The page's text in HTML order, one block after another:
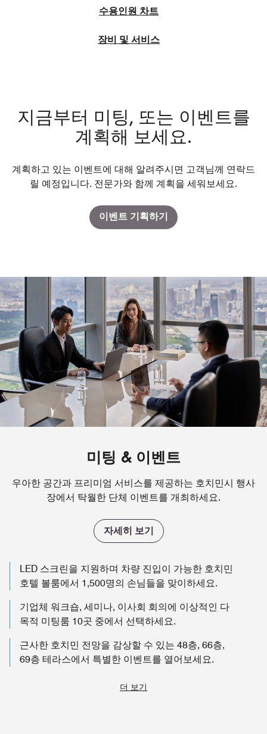
수용인원 차트
장비 및 서비스
지금부터 미팅, 또는 이벤트를
계획해 보세요.
계획하고 있는 이벤트에 대해 알려주시면 고객님께 연락드
릴 예정입니다. 전문가와 함께 계획을 세워보세요.
이벤트 기획하기
미팅 & 이벤트
우아한 공간과 프리미엄 서비스를 제공하는 호치민시 행사
장에서 탁월한 단체 이벤트를 개최하세요.
자세히 보기
LED 스크린을 지원하며 차량 진입이 가능한 호치민
호텔 볼룸에서 1,500명의 손님들을 맞이하세요.
기업체 워크숍, 세미나, 이사회 회의에 이상적인 다
목적 미팅룸 10곳 중에서 선택하세요.
근사한 호치민 전망을 감상할 수 있는 48층, 66층,
69층 테라스에서 특별한 이벤트를 열어보세요.
더 보기